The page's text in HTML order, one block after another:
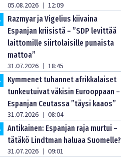
05.08.2026 | 12:09
Razmyar ja Vigelius kiivaina
Espanjan kriisistä – ”SDP levittää
laittomille siirtolaisille punaista
mattoa”
31.07.2026 | 18:45
.
Kymmenet tuhannet afrikkalaiset
tunkeutuivat väkisin Eurooppaan –
Espanjan Ceutassa ”täysi kaaos”
31.07.2026 | 08:04
Antikainen: Espanjan raja murtui –
tätäkö Lindtman haluaa Suomelle?
31.07.2026 | 09:01